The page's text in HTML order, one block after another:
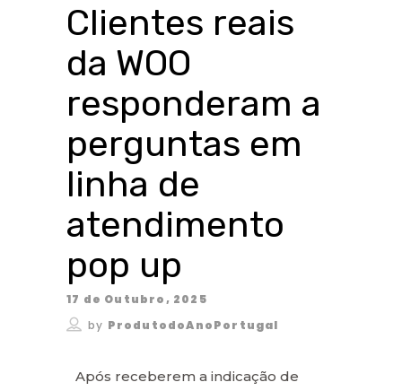
Clientes reais
da WOO
responderam a
perguntas em
linha de
atendimento
pop up
17 de Outubro, 2025
by ProdutodoAnoPortugal
Após receberem a indicação de